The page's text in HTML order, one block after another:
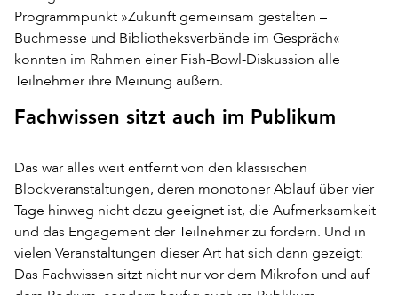
Programmpunkt »Zukunft gemeinsam gestalten –
Buchmesse und Bibliotheksverbände im Gespräch«
konnten im Rahmen einer Fish-Bowl-Diskussion alle
Teilnehmer ihre Meinung äußern.
Fachwissen sitzt auch im Publikum
Das war alles weit entfernt von den klassischen
Blockveranstaltungen, deren monotoner Ablauf über vier
Tage hinweg nicht dazu geeignet ist, die Aufmerksamkeit
und das Engagement der Teilnehmer zu fördern. Und in
vielen Veranstaltungen dieser Art hat sich dann gezeigt:
Das Fachwissen sitzt nicht nur vor dem Mikrofon und auf